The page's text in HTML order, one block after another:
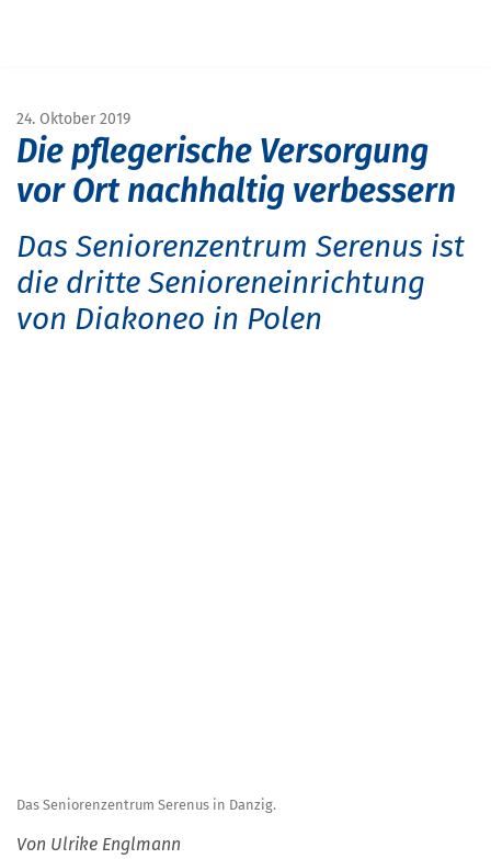
24. Oktober 2019
Die pflegerische Versorgung
vor Ort nachhaltig verbessern
Das Seniorenzentrum Serenus ist
die dritte Senioreneinrichtung
von Diakoneo in Polen
Das Seniorenzentrum Serenus in Danzig.
Von Ulrike Englmann